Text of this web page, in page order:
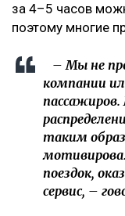
за 4–5 часов
поэтому многие
– Мы не
компании
таким
поездок,
сервис, –